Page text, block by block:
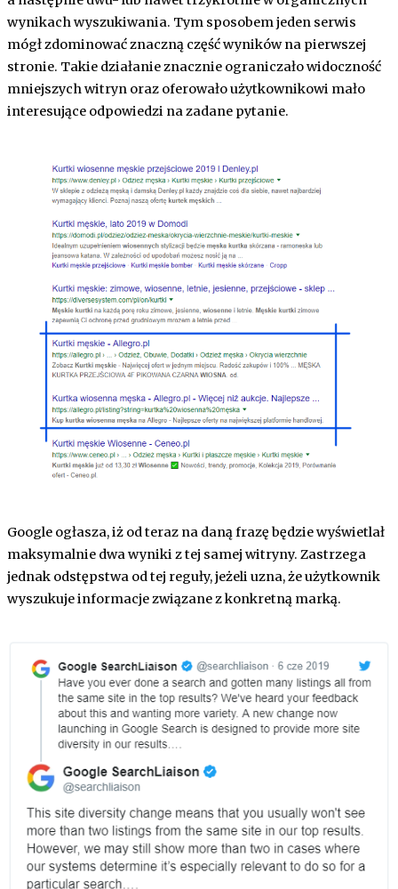
wynikach wyszukiwania. Tym sposobem jeden serwis
mógł zdominować znaczną część wyników na pierwszej
stronie. Takie działanie znacznie ograniczało widoczność
mniejszych witryn oraz oferowało użytkownikowi mało
interesujące odpowiedzi na zadane pytanie.
Google ogłasza, iż od teraz na daną frazę będzie wyświetlał
maksymalnie dwa wyniki z tej samej witryny. Zastrzega
jednak odstępstwa od tej reguły, jeżeli uzna, że użytkownik
wyszukuje informacje związane z konkretną marką.